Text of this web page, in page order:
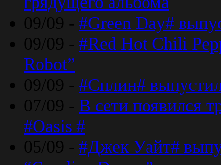
09/09 - #Green Day#
09/09 - #Red Hot Chili
Robot”
09/09 - #Сплин#
07/09 - В сети появился
#Oasis #
05/09 - #Джек Уайт#